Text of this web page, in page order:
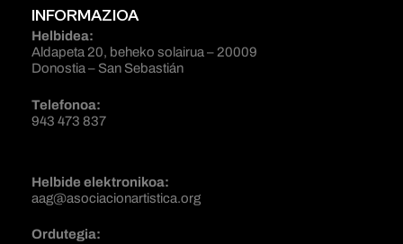
INFORMAZIOA
Helbidea:
Aldapeta 20, beheko solairua – 20009
Donostia – San Sebastián
Telefonoa:
943 473 837
Helbide elektronikoa:
aag@asociacionartistica.org
Ordutegia: